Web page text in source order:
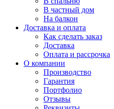
В частный дом
На балкон
Доставка и оплата
Как сделать заказ
Доставка
Оплата и рассрочка
О компании
Производство
Гарантия
Портфолио
Отзывы